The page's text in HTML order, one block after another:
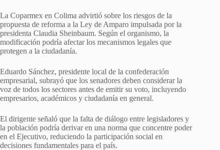
La Coparmex en Colima advirtió sobre los riesgos de la
propuesta de reforma a la Ley de Amparo impulsada por la
presidenta Claudia Sheinbaum. Según el organismo, la
modificación podría afectar los mecanismos legales que
protegen a la ciudadanía.
Eduardo Sánchez, presidente local de la confederación
empresarial, subrayó que los senadores deben considerar la
voz de todos los sectores antes de emitir su voto, incluyendo
empresarios, académicos y ciudadanía en general.
El dirigente señaló que la falta de diálogo entre legisladores y
la población podría derivar en una norma que concentre poder
en el Ejecutivo, reduciendo la participación social en
decisiones fundamentales para el país.